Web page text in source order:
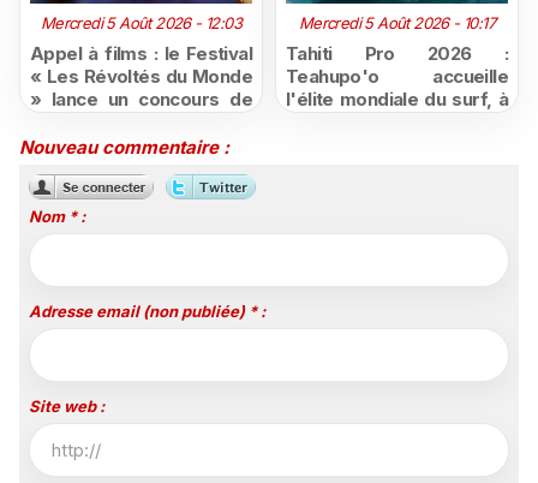
Mercredi 5 Août 2026 - 12:03
Appel à films : le Festival
« Les Révoltés du Monde
» lance un concours de
jeunes ultramarins
Mercredi 5 Août 2026 - 10:17
Tahiti Pro 2026 :
Teahupo'o accueille
l'élite mondiale du surf, à
Nouveau commentaire :
Nom * :
Adresse email (non publiée) * :
Site web :